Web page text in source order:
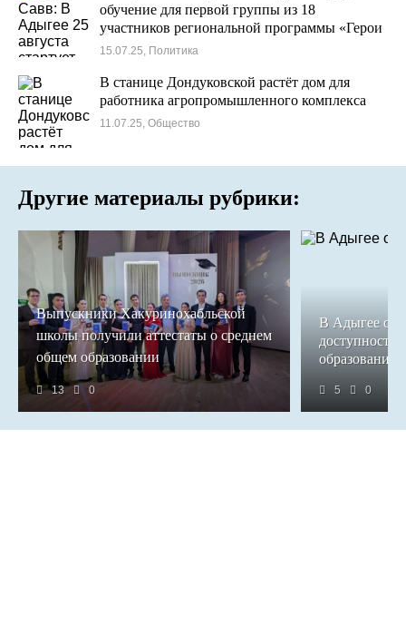
обучение для первой группы из 18
участников региональной программы «Герои
Адыгеи»
15.07.25, Политика
В станице Дондуковской растёт дом для
работника агропромышленного комплекса
11.07.25, Общество
Другие материалы рубрики:
Выпускники Хакуринохабльской
школы получили аттестаты о среднем
общем образовании
13 0
В Адыгее
доступность
образования
5 0